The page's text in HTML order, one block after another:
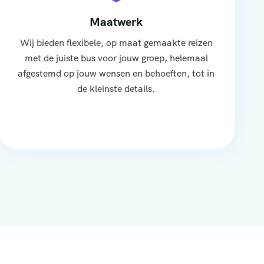
Maatwerk
Wij bieden flexibele, op maat gemaakte reizen
met de juiste bus voor jouw groep, helemaal
afgestemd op jouw wensen en behoeften, tot in
de kleinste details.